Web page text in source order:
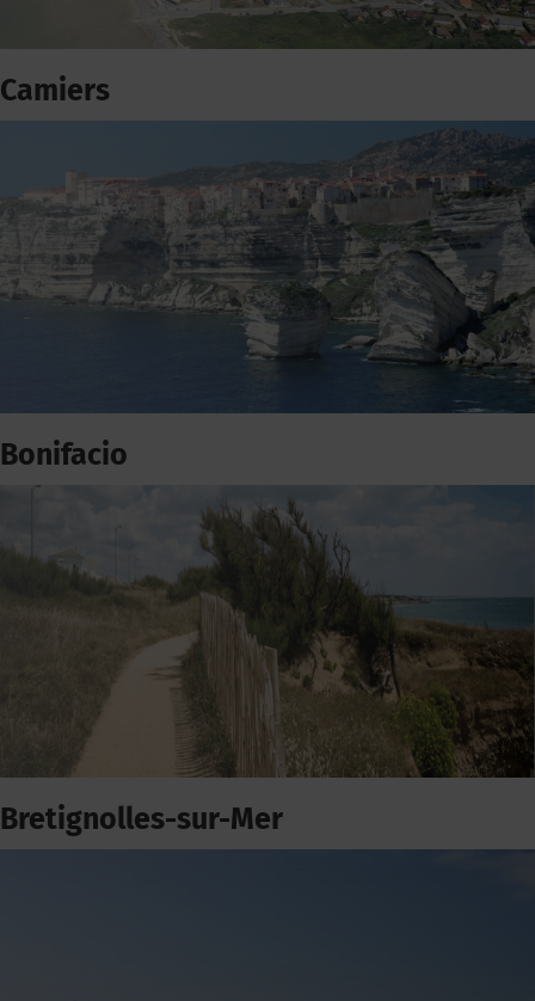
Camiers
Bonifacio
Bretignolles-sur-Mer